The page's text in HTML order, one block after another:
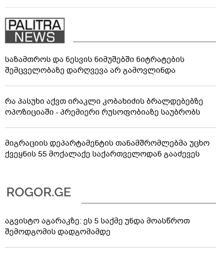
საზამთროს და ნესვის ნიმუშებში ნიტრატების
შემცველობაზე დარღვევა არ გამოვლინდა
რა პასუხი აქვთ ირაკლი კობახიძის ბრალდებებზე
ოპოზიციაში - პრემიერი რუსოფობიაზე საუბრობს
მიგრაციის დეპარტამენტის თანამშრომლებმა უცხო
ქვეყნის 55 მოქალაქე საქართველოდან გააძევეს
აგვისტო აგარაკზე: ეს 5 საქმე უნდა მოასწროთ
შემოდგომის დადგომამდე